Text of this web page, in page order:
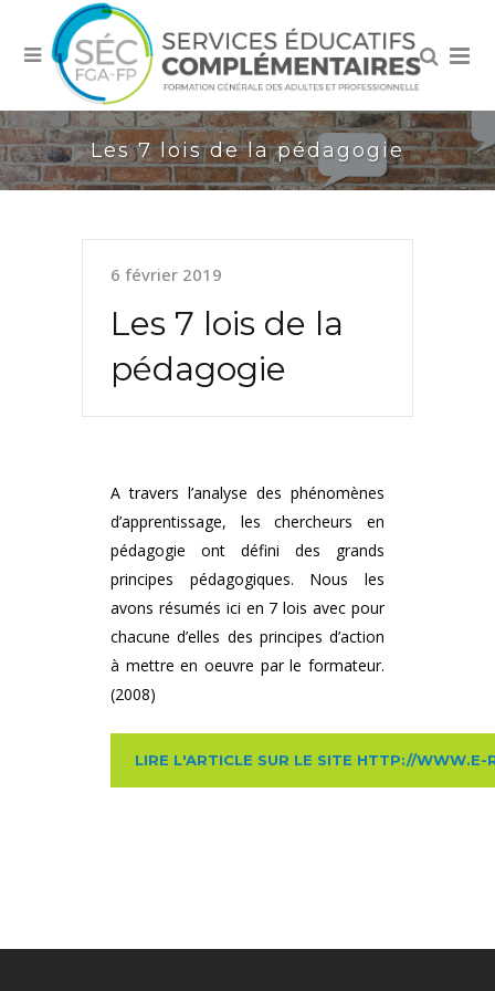
Les 7 lois de la pédagogie
6 février 2019
Les 7 lois de la
pédagogie
A travers l’analyse des phénomènes
d’apprentissage, les chercheurs en
pédagogie ont défini des grands
principes pédagogiques. Nous les
avons résumés ici en 7 lois avec pour
chacune d’elles des principes d’action
à mettre en oeuvre par le formateur.
(2008)
LIRE L'ARTICLE SUR LE SITE HTTP://